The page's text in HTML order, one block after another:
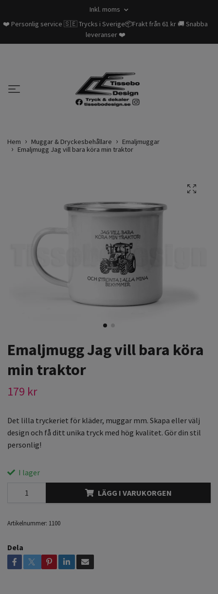
Inkl. moms
❤️ Personlig service 🇸🇪 Trycks i Sverige📦Frakt från 61 kr 🚚 Snabba
leveranser ❤️
Hem Muggar & Dryckesbehållare
Emaljmuggar
Emaljmugg Jag vill bara köra min traktor
Emaljmugg Jag vill bara köra
min traktor
179 kr
Det lilla tryckeriet för kläder, muggar mm. Skapa eller välj
design och få ditt unika tryck med hög kvalitet. Gör din stil
personlig!
I lager
LÄGG I VARUKORGEN
Artikelnummer: 1100
Dela